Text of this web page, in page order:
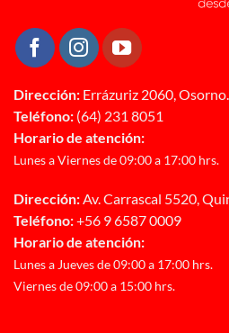
Dirección: Errázuriz 2060, Osorno.
Teléfono: (64) 231 8051
Horario de atención:
Lunes a Viernes de 09:00 a 17:00 hrs.
Dirección:Av. Carrascal 5520,
Teléfono:+56 9 6587 0009
Horario de atención:
Lunes a Jueves de 09:00 a 17:00 hrs.
Viernes de 09:00 a 15:00 hrs.